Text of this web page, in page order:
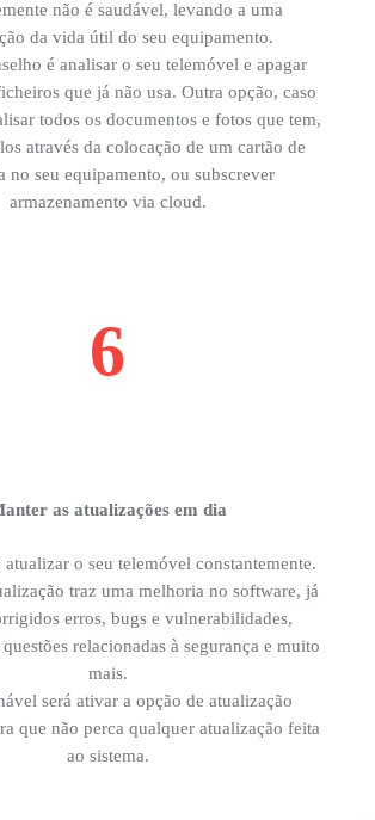
não é saudável, levando a uma
da vida útil do seu equipamento.
é analisar o seu telemóvel e apagar
que já não usa. Outra opção, caso
todos os documentos e fotos que tem,
através da colocação de um cartão de
no seu equipamento, ou subscrever
armazenamento via cloud.
6
as atualizações em dia
atualizar o seu telemóvel constantemente.
traz uma melhoria no software, já
erros, bugs e vulnerabilidades,
relacionadas à segurança e muito
mais.
será ativar a opção de atualização
que não perca qualquer atualização feita
ao sistema.